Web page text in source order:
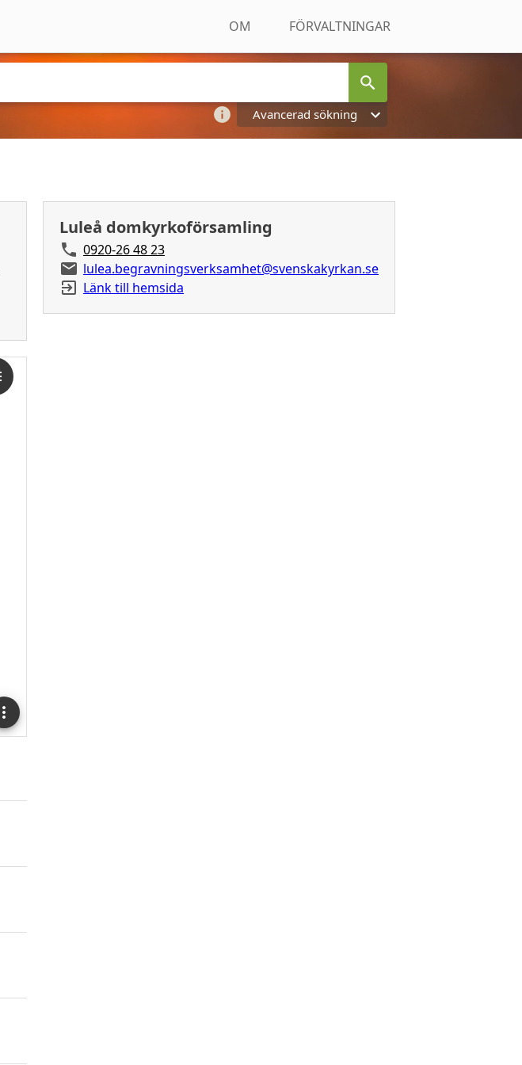
OM FÖRVALTNINGAR
Avancerad sökning
Luleå domkyrkoförsamling
0920-26 48 23
lulea.begravningsverksamhet@svenskakyrkan.se
Länk till hemsida